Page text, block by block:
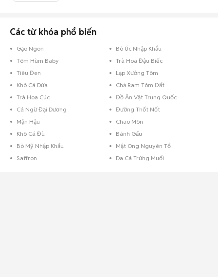
mặt hàng này cũng sôi động không kém.
Các từ khóa phổ biến
Gạo Ngon
Bò Úc Nhập Khẩu
Tôm Hùm Baby
Trà Hoa Đậu Biếc
Tiêu Đen
Lạp Xưởng Tôm
Khô Cá Dứa
Chả Ram Tôm Đất
Trà Hoa Cúc
Đồ Ăn Vặt Trung Quốc
Cá Ngừ Đại Dương
Đường Thốt Nốt
Mận Hậu
Chao Môn
Khô Cá Đù
Bánh Gấu
Bò Mỹ Nhập Khẩu
Mật Ong Nguyên Tổ
Saffron
Da Cá Trứng Muối